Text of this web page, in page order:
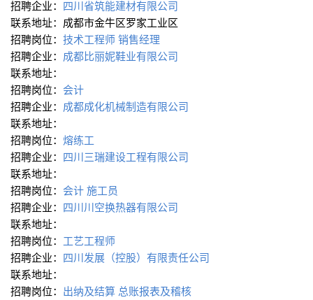
招聘企业： 四川省筑能建材有限公司
联系地址：成都市金牛区罗家工业区
招聘岗位： 技术工程师销售经理
招聘企业： 成都比丽妮鞋业有限公司
联系地址：
招聘岗位： 会计
招聘企业： 成都成化机械制造有限公司
联系地址：
招聘岗位： 熔练工
招聘企业： 四川三瑞建设工程有限公司
联系地址：
招聘岗位： 会计施工员
招聘企业： 四川川空换热器有限公司
联系地址：
招聘岗位： 工艺工程师
招聘企业： 四川发展（控股）有限责任公司
联系地址：
招聘岗位： 出纳及结算 总账报表及稽核